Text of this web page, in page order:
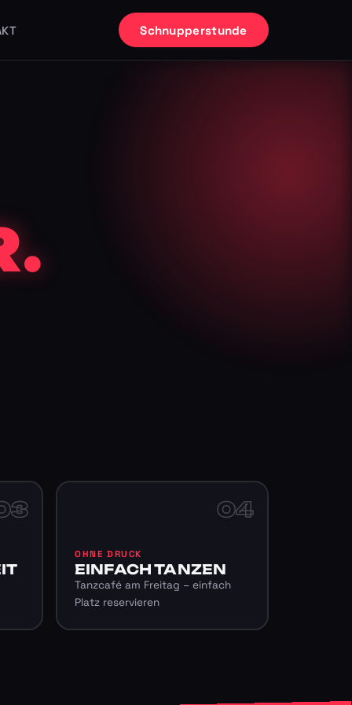
Schnupperstunde
04
OHNE DRUCK
EINFACH TANZEN
Tanzcafé am Freitag – einfach
Platz reservieren